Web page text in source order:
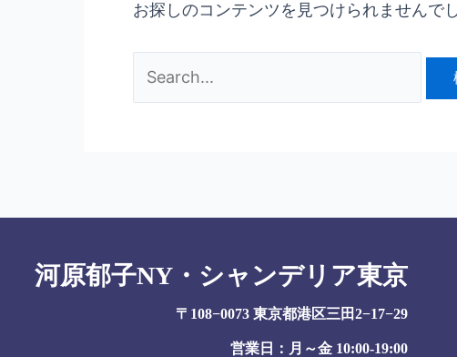
お探しのコンテンツを見つけられませんで
河原郁子NY・シャンデリア東京
〒108−0073 東京都港区三田2−17−29
営業日：月～金 10:00-19:00